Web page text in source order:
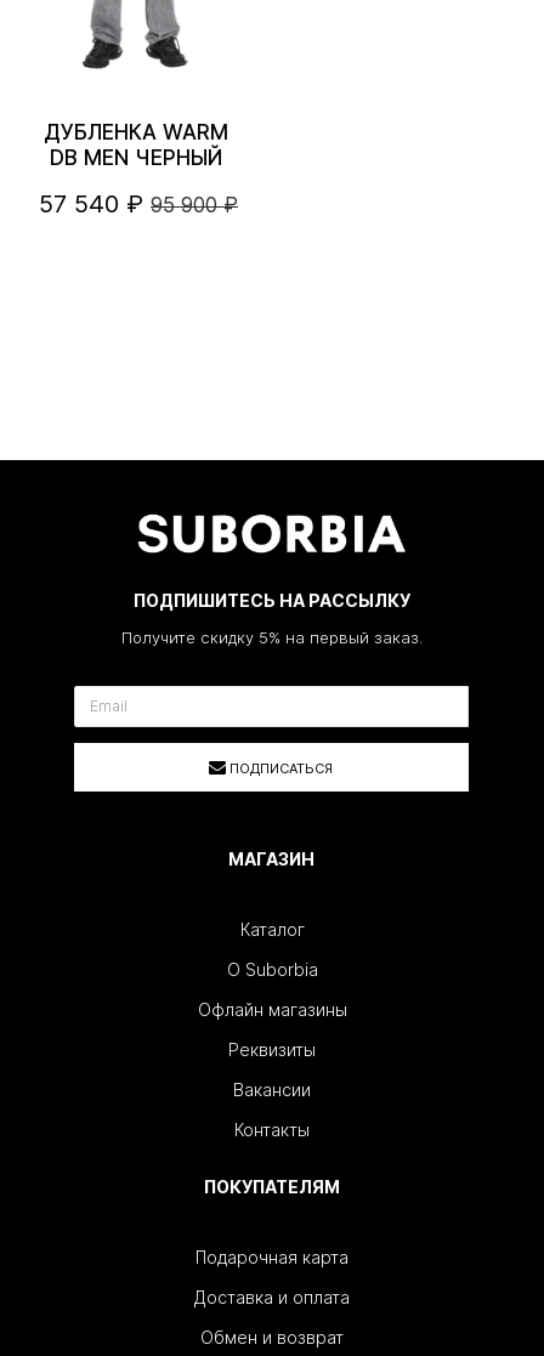
ДУБЛЕНКА WARM
DB MEN ЧЕРНЫЙ
57 540 ₽ 95 900 ₽
ПОДПИШИТЕСЬ НА РАССЫЛКУ
Получите скидку 5% на первый заказ.
ПОДПИСАТЬСЯ
МАГАЗИН
Каталог
О Suborbia
Офлайн магазины
Реквизиты
Вакансии
Контакты
ПОКУПАТЕЛЯМ
Подарочная карта
Доставка и оплата
Обмен и возврат